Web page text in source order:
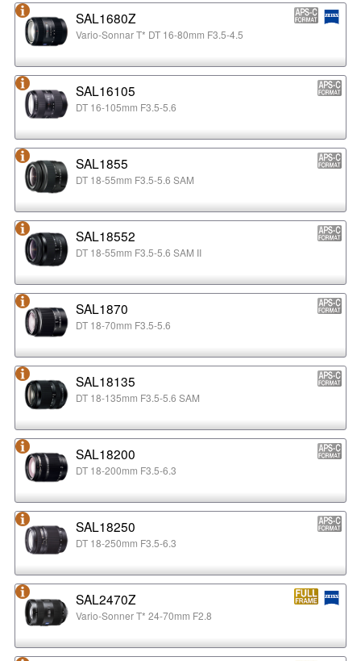
SAL1680Z
Vario-Sonnar T* DT 16-80mm F3.5-4.5
SAL16105
DT 16-105mm F3.5-5.6
SAL1855
DT 18-55mm F3.5-5.6 SAM
SAL18552
DT 18-55mm F3.5-5.6 SAM II
SAL1870
DT 18-70mm F3.5-5.6
SAL18135
DT 18-135mm F3.5-5.6 SAM
SAL18200
DT 18-200mm F3.5-6.3
SAL18250
DT 18-250mm F3.5-6.3
SAL2470Z
Vario-Sonner T* 24-70mm F2.8